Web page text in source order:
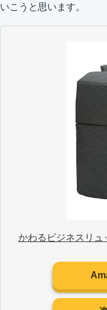
いこうと思います。
かわるビジネスリュ